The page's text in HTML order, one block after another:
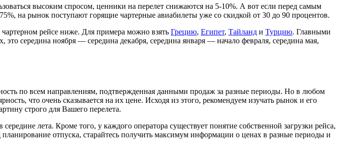
высоким спросом, ценники на перелет снижаются на 5-10%. А вот если перед самым
на рынок поступают горящие чартерные авиабилеты уже со скидкой от 30 до 90 процентов.
рейсе ниже. Для примера можно взять Грецию, Египет, Тайланд и Турцию. Главными
середина ноября — середина декабря, середина января — начало февраля, середина мая,
по всем направлениям, подтвержденная данными продаж за разные периоды. Но в любом
что очень сказывается на их цене. Исходя из этого, рекомендуем изучать рынок и его
строго для Вашего перелета.
лета. Кроме того, у каждого оператора существует понятие собственной загрузки рейса,
отпуска, старайтесь получить максимум информации о ценах в разные периоды и